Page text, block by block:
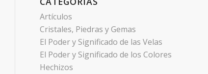
Artículos
Cristales, Piedras y Gemas
El Poder y Significado de las Velas
El Poder y Significado de los Colores
Hechizos